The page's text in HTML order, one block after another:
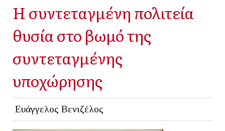
Η συντεταγμένη πολιτεία
θυσία στο βωμό της
συντεταγμένης
υποχώρησης
Ευάγγελος Βενιζέλος